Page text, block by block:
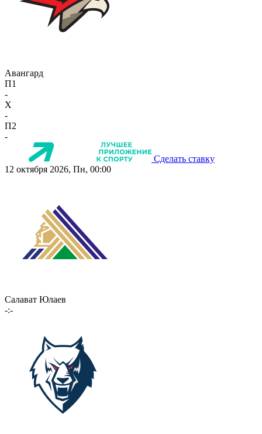
Авангард
П1
-
X
-
П2
-
Сделать ставку
12 октября 2026, Пн, 00:00
Салават Юлаев
-:-